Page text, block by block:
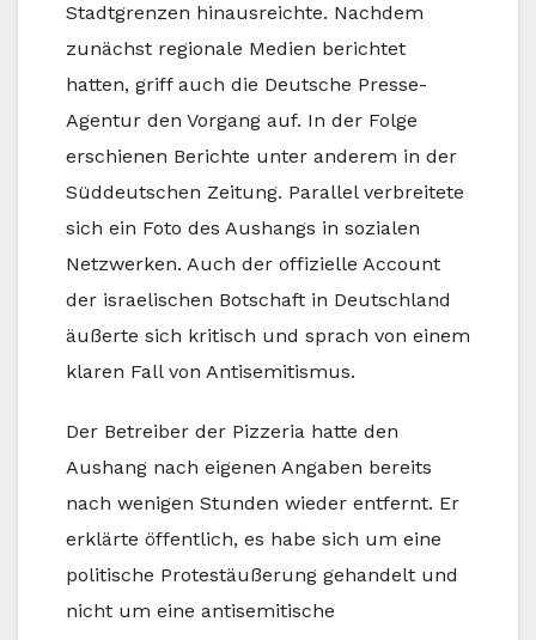
Stadtgrenzen hinausreichte. Nachdem
zunächst regionale Medien berichtet
hatten, griff auch die Deutsche Presse-
Agentur den Vorgang auf. In der Folge
erschienen Berichte unter anderem in der
Süddeutschen Zeitung. Parallel verbreitete
sich ein Foto des Aushangs in sozialen
Netzwerken. Auch der offizielle Account
der israelischen Botschaft in Deutschland
äußerte sich kritisch und sprach von einem
klaren Fall von Antisemitismus.
Der Betreiber der Pizzeria hatte den
Aushang nach eigenen Angaben bereits
nach wenigen Stunden wieder entfernt. Er
erklärte öffentlich, es habe sich um eine
politische Protestäußerung gehandelt und
nicht um eine antisemitische